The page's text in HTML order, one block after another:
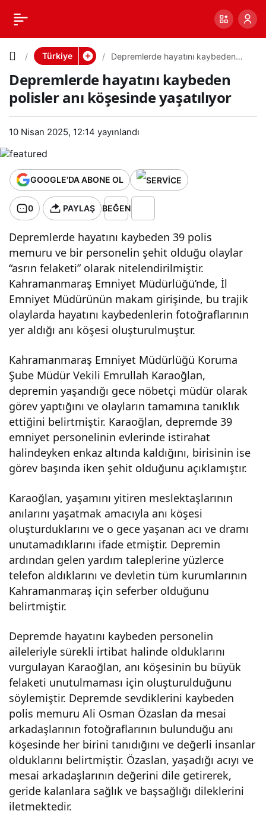
Türkiye
Depremlerde hayatını kaybeden
Depremlerde hayatını kaybeden
polisler anı köşesinde yaşatılıyor
10 Nisan 2025, 12:14 yayınlandı
GOOGLE'DA ABONE OL
0 PAYLAŞ BEĞEN
Depremlerde hayatını kaybeden 39 polis
memuru ve bir personelin şehit olduğu olaylar
“asrın felaketi” olarak nitelendirilmiştir.
Kahramanmaraş Emniyet Müdürlüğü’nde, İl
Emniyet Müdürünün makam girişinde, bu trajik
olaylarda hayatını kaybedenlerin fotoğraflarının
yer aldığı anı köşesi oluşturulmuştur.
Kahramanmaraş Emniyet Müdürlüğü Koruma
Şube Müdür Vekili Emrullah Karaoğlan,
depremin yaşandığı gece nöbetçi müdür olarak
görev yaptığını ve olayların tamamına tanıklık
ettiğini belirtmiştir. Karaoğlan, depremde 39
emniyet personelinin evlerinde istirahat
halindeyken enkaz altında kaldığını, birisinin ise
görev başında iken şehit olduğunu açıklamıştır.
Karaoğlan, yaşamını yitiren meslektaşlarının
anılarını yaşatmak amacıyla anı köşesi
oluşturduklarını ve o gece yaşanan acı ve dramı
unutamadıklarını ifade etmiştir. Depremin
ardından gelen yardım taleplerine yüzlerce
telefon aldıklarını ve devletin tüm kurumlarının
Kahramanmaraş için seferber olduğunu
belirtmiştir.
Depremde hayatını kaybeden personelin
aileleriyle sürekli irtibat halinde olduklarını
vurgulayan Karaoğlan, anı köşesinin bu büyük
felaketi unutulmaması için oluşturulduğunu
söylemiştir. Depremde sevdiklerini kaybeden
polis memuru Ali Osman Özaslan da mesai
arkadaşlarının fotoğraflarının bulunduğu anı
köşesinde her birini tanıdığını ve değerli insanlar
olduklarını belirtmiştir. Özaslan, yaşadığı acıyı ve
mesai arkadaşlarının değerini dile getirerek,
geride kalanlara sağlık ve başsağlığı dileklerini
iletmektedir.
Depremle
rde
hayatını
kaybeden
polisler
anı
köşesind
e
yaşatılıyo
r
PAYLAŞ